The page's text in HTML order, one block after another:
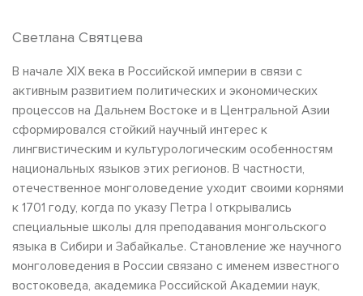
Светлана Святцева
В начале XIX века в Российской империи в связи с
активным развитием политических и экономических
процессов на Дальнем Востоке и в Центральной Азии
сформировался стойкий научный интерес к
лингвистическим и культурологическим особенностям
национальных языков этих регионов. В частности,
отечественное монголоведение уходит своими корнями
к 1701 году, когда по указу Петра I открывались
специальные школы для преподавания монгольского
языка в Сибири и Забайкалье. Становление же научного
монголоведения в России связано с именем известного
востоковеда, академика Российской Академии наук,